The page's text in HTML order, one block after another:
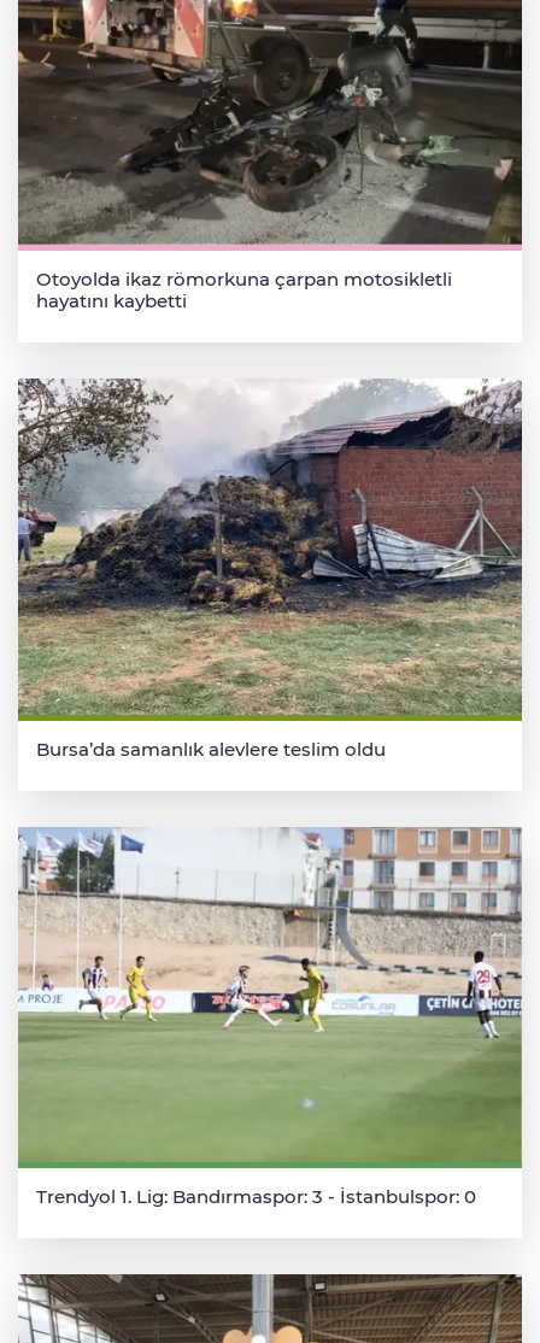
Otoyolda ikaz römorkuna çarpan motosikletli
hayatını kaybetti
Bursa’da samanlık alevlere teslim oldu
Trendyol 1. Lig: Bandırmaspor: 3 - İstanbulspor: 0